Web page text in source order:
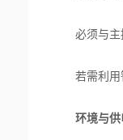
必须与主控
若需利用智
环境与供